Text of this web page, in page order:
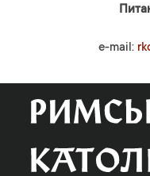
e-mail: